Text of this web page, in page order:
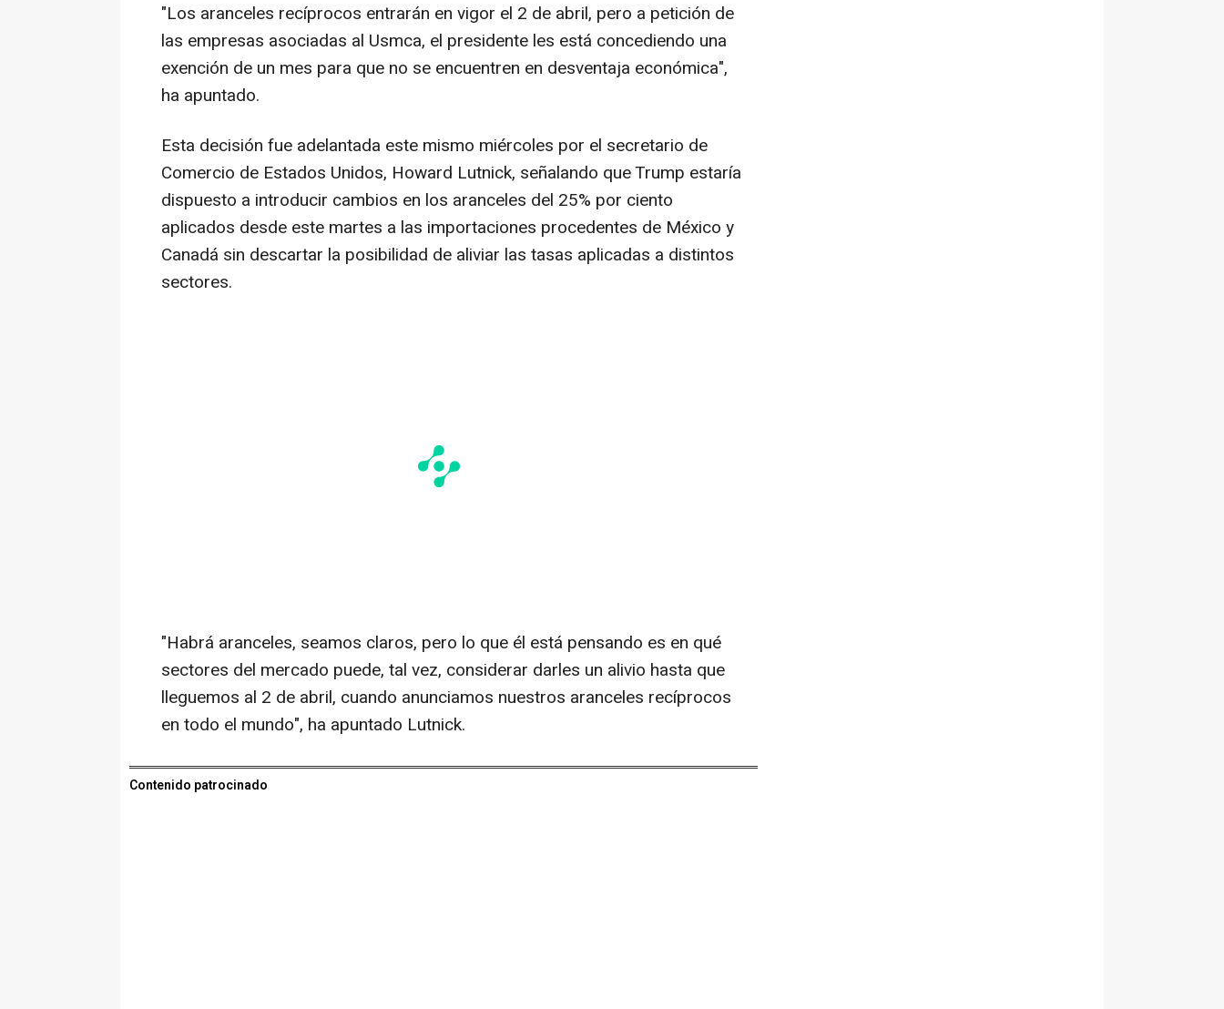
"Los aranceles recíprocos entrarán en vigor el 2 de abril, pero a petición de
las empresas asociadas al Usmca, el presidente les está concediendo una
exención de un mes para que no se encuentren en desventaja económica",
ha apuntado.
Esta decisión fue adelantada este mismo miércoles por el secretario de
Comercio de Estados Unidos, Howard Lutnick, señalando que Trump estaría
dispuesto a introducir cambios en los aranceles del 25% por ciento
aplicados desde este martes a las importaciones procedentes de México y
Canadá sin descartar la posibilidad de aliviar las tasas aplicadas a distintos
sectores.
"Habrá aranceles, seamos claros, pero lo que él está pensando es en qué
sectores del mercado puede, tal vez, considerar darles un alivio hasta que
lleguemos al 2 de abril, cuando anunciamos nuestros aranceles recíprocos
en todo el mundo", ha apuntado Lutnick.
Contenido patrocinado